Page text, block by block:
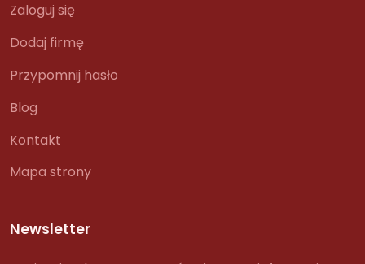
Zaloguj się
Dodaj firmę
Przypomnij hasło
Blog
Kontakt
Mapa strony
Newsletter